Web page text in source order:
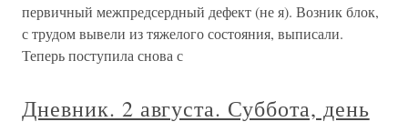
первичный межпредсердный дефект (не я). Возник блок,
с трудом вывели из тяжелого состояния, выписали.
Теперь поступила снова с
Дневник. 2 августа. Суббота, день